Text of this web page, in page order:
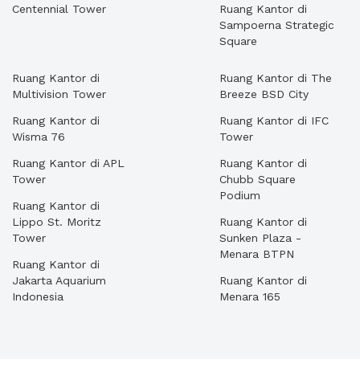
Centennial Tower
Ruang Kantor di
Sampoerna Strategic
Square
Ruang Kantor di
Multivision Tower
Ruang Kantor di
Wisma 76
Ruang Kantor di APL
Tower
Ruang Kantor di
Lippo St. Moritz
Tower
Ruang Kantor di
Jakarta Aquarium
Indonesia
Ruang Kantor di The
Breeze BSD City
Ruang Kantor di IFC
Tower
Ruang Kantor di
Chubb Square
Podium
Ruang Kantor di
Sunken Plaza -
Menara BTPN
Ruang Kantor di
Menara 165